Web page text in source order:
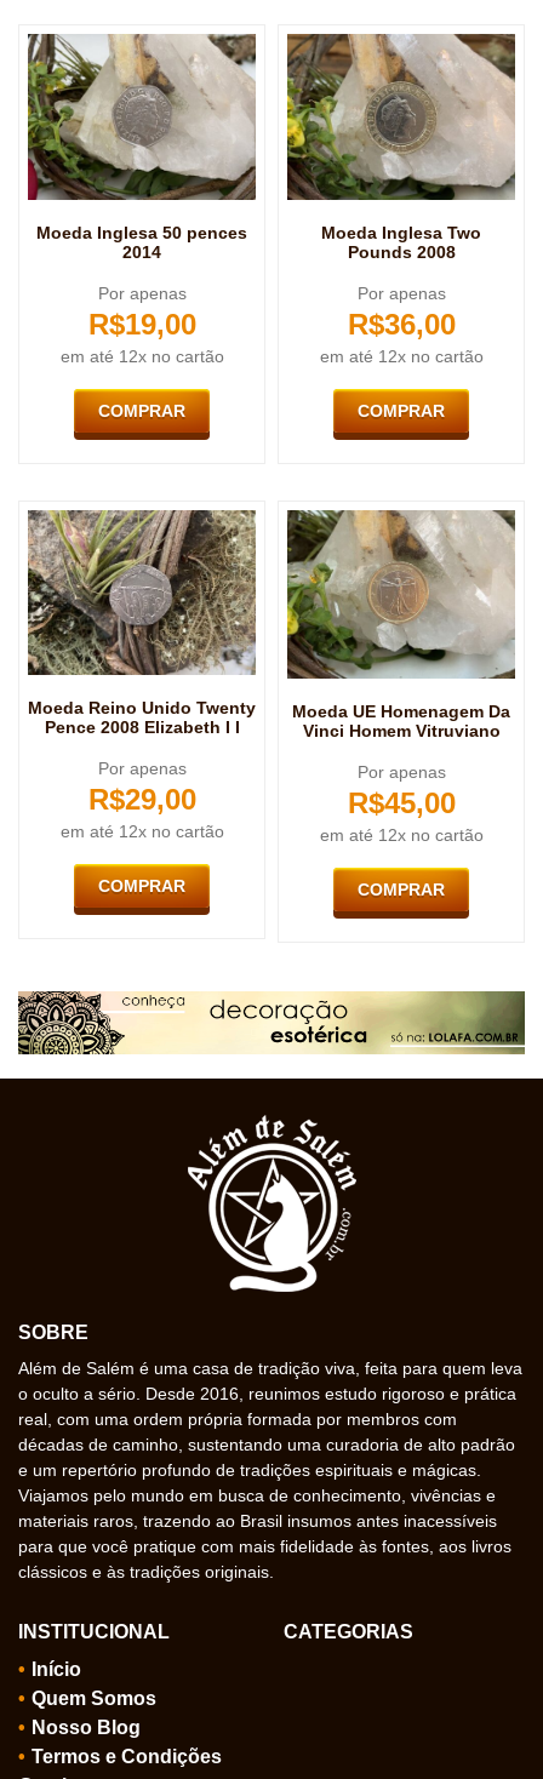
Moeda Inglesa 50 pences
2014
Por apenas
R$19,00
em até 12x no cartão
COMPRAR
Moeda Inglesa Two
Pounds 2008
Por apenas
R$36,00
em até 12x no cartão
COMPRAR
Moeda Reino Unido Twenty
Pence 2008 Elizabeth I I
Por apenas
R$29,00
em até 12x no cartão
COMPRAR
Moeda UE Homenagem Da
Vinci Homem Vitruviano
Por apenas
R$45,00
em até 12x no cartão
COMPRAR
SOBRE
Além de Salém é uma casa de tradição viva, feita para quem leva
o oculto a sério. Desde 2016, reunimos estudo rigoroso e prática
real, com uma ordem própria formada por membros com
décadas de caminho, sustentando uma curadoria de alto padrão
e um repertório profundo de tradições espirituais e mágicas.
Viajamos pelo mundo em busca de conhecimento, vivências e
materiais raros, trazendo ao Brasil insumos antes inacessíveis
para que você pratique com mais fidelidade às fontes, aos livros
clássicos e às tradições originais.
INSTITUCIONAL
Início
Quem Somos
Nosso Blog
Termos e Condições
CATEGORIAS